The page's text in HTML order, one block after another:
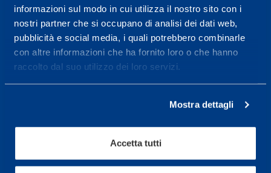
informazioni sul modo in cui utilizza il nostro sito con i
nostri partner che si occupano di analisi dei dati web,
pubblicità e social media, i quali potrebbero combinarle
con altre informazioni che ha fornito loro o che hanno
raccolto dal suo utilizzo dei loro servizi.
Mostra dettagli
Accetta tutti
More informations
Services
Sport